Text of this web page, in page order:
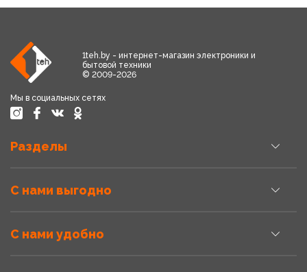
1teh.by - интернет-магазин электроники и
бытовой техники
© 2009-2026
Мы в социальных сетях
Разделы
С нами выгодно
С нами удобно